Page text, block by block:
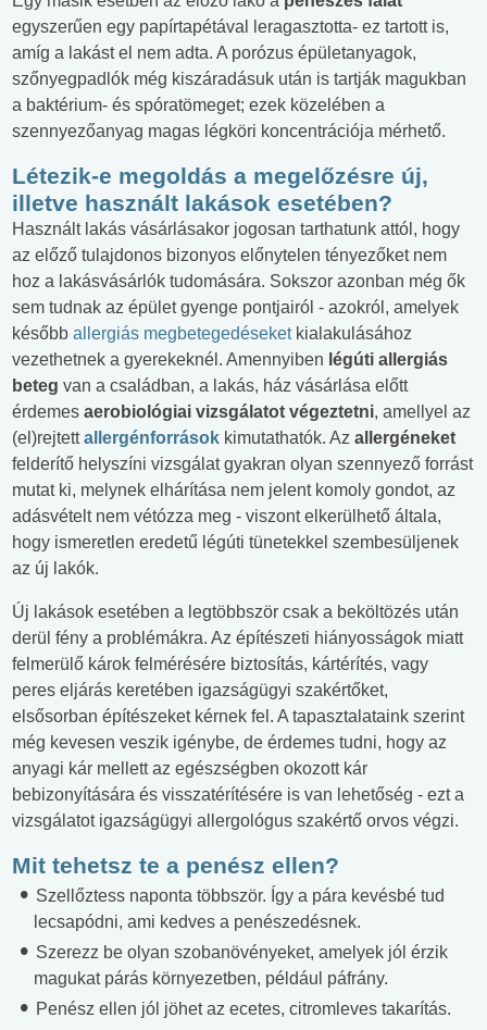
egyszerűen egy papírtapétával leragasztotta- ez tartott is,
amíg a lakást el nem adta. A porózus épületanyagok,
szőnyegpadlók még kiszáradásuk után is tartják magukban
a baktérium- és spóratömeget; ezek közelében a
szennyezőanyag magas légköri koncentrációja mérhető.
Létezik-e megoldás a megelőzésre új,
illetve használt lakások esetében?
Használt lakás vásárlásakor jogosan tarthatunk attól, hogy
az előző tulajdonos bizonyos előnytelen tényezőket nem
hoz a lakásvásárlók tudomására. Sokszor azonban még ők
sem tudnak az épület gyenge pontjairól - azokról, amelyek
később allergiás megbetegedéseketkialakulásához
vezethetnek a gyerekeknél. Amennyiben légúti allergiás
beteg van a családban, a lakás, ház vásárlása előtt
érdemes aerobiológiai vizsgálatot végeztetni, amellyel az
(el)rejtettallergénforrások kimutathatók. Az allergéneket
felderítő helyszíni vizsgálat gyakran olyan szennyező forrást
mutat ki, melynek elhárítása nem jelent komoly gondot, az
adásvételt nem vétózza meg - viszont elkerülhető általa,
hogy ismeretlen eredetű légúti tünetekkel szembesüljenek
az új lakók.
Új lakások esetében a legtöbbször csak a beköltözés után
derül fény a problémákra. Az építészeti hiányosságok miatt
felmerülő károk felmérésére biztosítás, kártérítés, vagy
peres eljárás keretében igazságügyi szakértőket,
elsősorban építészeket kérnek fel. A tapasztalataink szerint
még kevesen veszik igénybe, de érdemes tudni, hogy az
anyagi kár mellett az egészségben okozott kár
bebizonyítására és visszatérítésére is van lehetőség - ezt a
vizsgálatot igazságügyi allergológus szakértő orvos végzi.
Mit tehetsz te a penész ellen?
Szellőztess naponta többször. Így a pára kevésbé tud
lecsapódni, ami kedves a penészedésnek.
Szerezz be olyan szobanövényeket, amelyek jól érzik
magukat párás környezetben, például páfrány.
Penész ellen jól jöhet az ecetes, citromleves takarítás.